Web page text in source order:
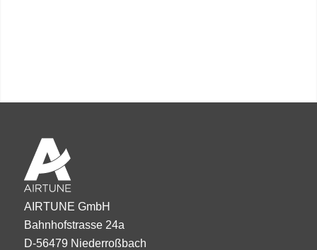
AIRTUNE GmbH
Bahnhofstrasse 24a
D-56479 Niederroßbach